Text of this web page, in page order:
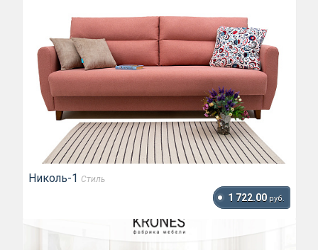
Николь-1 Стиль
1 722.00 руб.